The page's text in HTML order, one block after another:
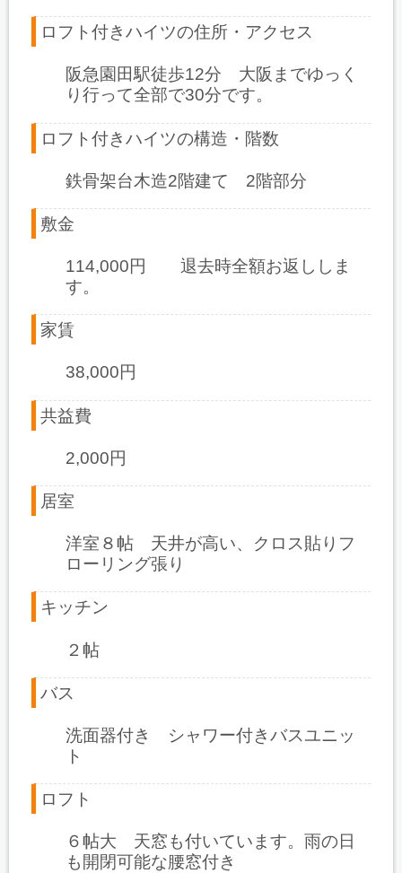
ロフト付きハイツの住所・アクセス
阪急園田駅徒歩12分 大阪までゆっく
り行って全部で30分です。
ロフト付きハイツの構造・階数
鉄骨架台木造2階建て 2階部分
敷金
114,000円 退去時全額お返ししま
す。
家賃
38,000円
共益費
2,000円
居室
洋室８帖 天井が高い、クロス貼りフ
ローリング張り
キッチン
２帖
バス
洗面器付き シャワー付きバスユニッ
ト
ロフト
６帖大 天窓も付いています。雨の日
も開閉可能な腰窓付き